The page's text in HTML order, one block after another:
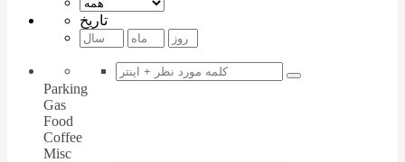
تاریخ
Parking
Gas
Food
Coffee
Misc